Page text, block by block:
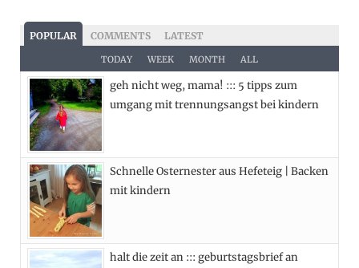
c
e
b
k
T
w
i
e
s
t
a
a
e
s
POPULAR COMMENTS LATEST
TODAY WEEK MONTH ALL
geh nicht weg, mama! ::: 5 tipps zum
umgang mit trennungsangst bei kindern
Schnelle Osternester aus Hefeteig | Backen
mit kindern
halt die zeit an ::: geburtstagsbrief an